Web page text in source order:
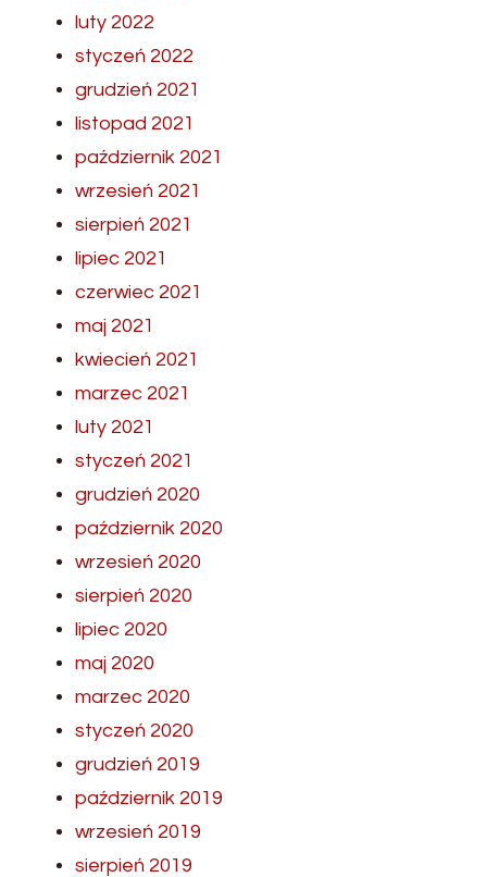
luty 2022
styczeń 2022
grudzień 2021
listopad 2021
październik 2021
wrzesień 2021
sierpień 2021
lipiec 2021
czerwiec 2021
maj 2021
kwiecień 2021
marzec 2021
luty 2021
styczeń 2021
grudzień 2020
październik 2020
wrzesień 2020
sierpień 2020
lipiec 2020
maj 2020
marzec 2020
styczeń 2020
grudzień 2019
październik 2019
wrzesień 2019
sierpień 2019